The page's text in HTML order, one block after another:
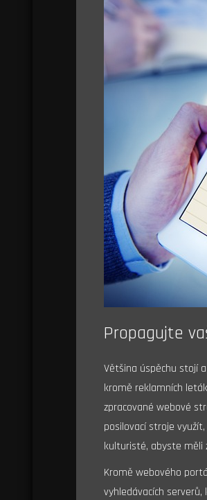
Propagujte
Většina úspěchu stojí
kromě reklamních
zpracované webové
posilovací stroje
kulturisté, abyste měli
Kromě webového
vyhledávacích